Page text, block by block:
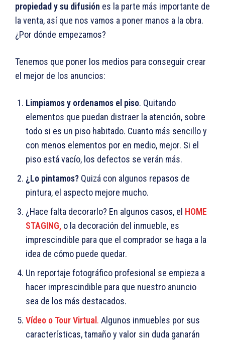
propiedad y su difusión es la parte más importante de
la venta, así que nos vamos a poner manos a la obra.
¿Por dónde empezamos?
Tenemos que poner los medios para conseguir crear
el mejor de los anuncios:
Limpiamos y ordenamos el piso. Quitando
elementos que puedan distraer la atención, sobre
todo si es un piso habitado. Cuanto más sencillo y
con menos elementos por en medio, mejor. Si el
piso está vacío, los defectos se verán más.
¿Lo pintamos? Quizá con algunos repasos de
pintura, el aspecto mejore mucho.
¿Hace falta decorarlo? En algunos casos, el HOME
STAGING, o la decoración del inmueble, es
imprescindible para que el comprador se haga a la
idea de cómo puede quedar.
Un reportaje fotográfico profesional se empieza a
hacer imprescindible para que nuestro anuncio
sea de los más destacados.
Vídeo o Tour Virtual. Algunos inmuebles por sus
características, tamaño y valor sin duda ganarán